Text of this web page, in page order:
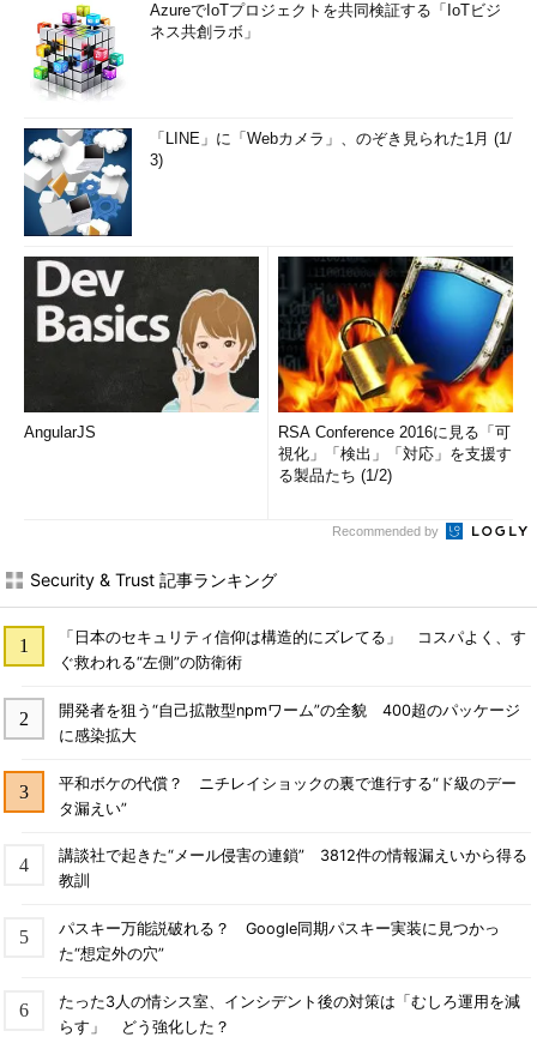
AzureでIoTプロジェクトを共同検証する「IoTビジ
ネス共創ラボ」
「LINE」に「Webカメラ」、のぞき見られた1月 (1/
3)
AngularJS
RSA Conference 2016に見る「可
視化」「検出」「対応」を支援す
る製品たち (1/2)
Recommended by
Security & Trust 記事ランキング
「日本のセキュリティ信仰は構造的にズレてる」 コスパよく、す
ぐ救われる“左側”の防衛術
開発者を狙う“自己拡散型npmワーム”の全貌 400超のパッケージ
に感染拡大
平和ボケの代償？ ニチレイショックの裏で進行する“ド級のデー
タ漏えい”
講談社で起きた“メール侵害の連鎖” 3812件の情報漏えいから得る
教訓
パスキー万能説破れる？ Google同期パスキー実装に見つかっ
た“想定外の穴”
たった3人の情シス室、インシデント後の対策は「むしろ運用を減
らす」 どう強化した？